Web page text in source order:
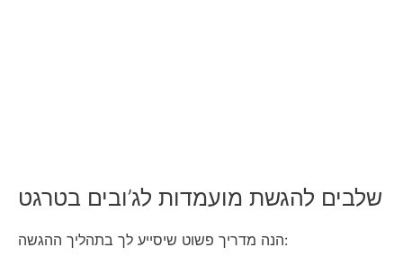
שלבים להגשת מועמדות לג’ובים בטרגט
הנה מדריך פשוט שיסייע לך בתהליך ההגשה: